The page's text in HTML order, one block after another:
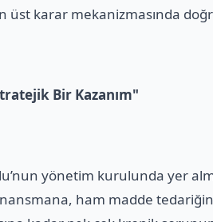
karar mekanizmasında
Bir Kazanım"
yönetim kurulunda yer
ham madde